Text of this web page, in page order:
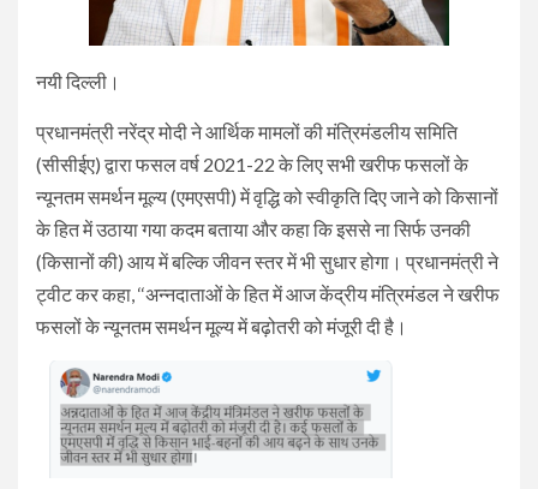
नयी दिल्ली।
प्रधानमंत्री नरेंद्र मोदी ने आर्थिक मामलों की मंत्रिमंडलीय समिति
(सीसीईए) द्वारा फसल वर्ष 2021-22 के लिए सभी खरीफ फसलों के
न्यूनतम समर्थन मूल्य (एमएसपी) में वृद्धि को स्वीकृति दिए जाने को किसानों
के हित में उठाया गया कदम बताया और कहा कि इससे ना सिर्फ उनकी
(किसानों की) आय में बल्कि जीवन स्तर में भी सुधार होगा। प्रधानमंत्री ने
ट्वीट कर कहा, ‘‘अन्नदाताओं के हित में आज केंद्रीय मंत्रिमंडल ने खरीफ
फसलों के न्यूनतम समर्थन मूल्य में बढ़ोतरी को मंजूरी दी है।